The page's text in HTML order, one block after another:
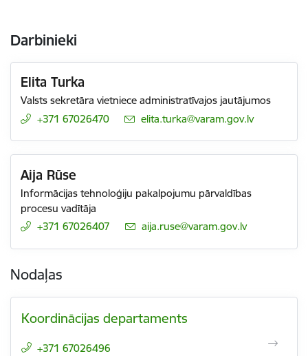
Darbinieki
Elita Turka
Valsts sekretāra vietniece administratīvajos jautājumos
+371 67026470
E-pasts:
elita.turka@varam.gov.lv
Aija Rūse
Informācijas tehnoloģiju pakalpojumu pārvaldības
procesu vadītāja
+371 67026407
E-pasts:
aija.ruse@varam.gov.lv
Nodaļas
Koordinācijas departaments
+371 67026496